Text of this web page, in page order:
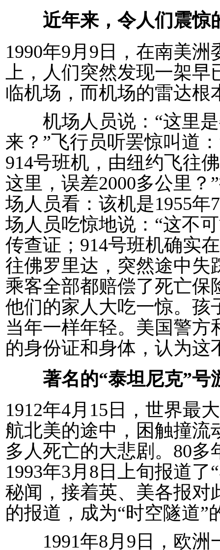
近年来，令人们震惊
1990年9月9日，在南美
上，人们突然发现一架
临机场，而机场的雷达根
机场人员说：“这里是
来？”飞行员听罢惊叫道
914号班机，由纽约飞往
这里，误差2000多公里
场人员看：该机是1955年
场人员吃惊地说：“这不
传查证；914号班机确实
往佛罗里达，突然途中失
乘客全部都赔偿了死亡保
他们的家人大吃一惊。孩
当年一样年轻。美国警
的身份证和身体，认为这
著名的“泰坦尼克”号
1912年4月15日，世界最
航北美的途中，困触撞流
多人死亡的大悲剧。80
1993年3月8日上旬报道
秘闻，接着英、美各报对
的报道，成为“时空隧道”
1991年8月9日，欧洲